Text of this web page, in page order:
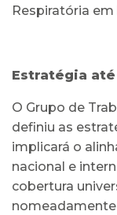
Respiratória em
Estratégia até
O Grupo de
definiu as
implicará o
nacional e
cobertura